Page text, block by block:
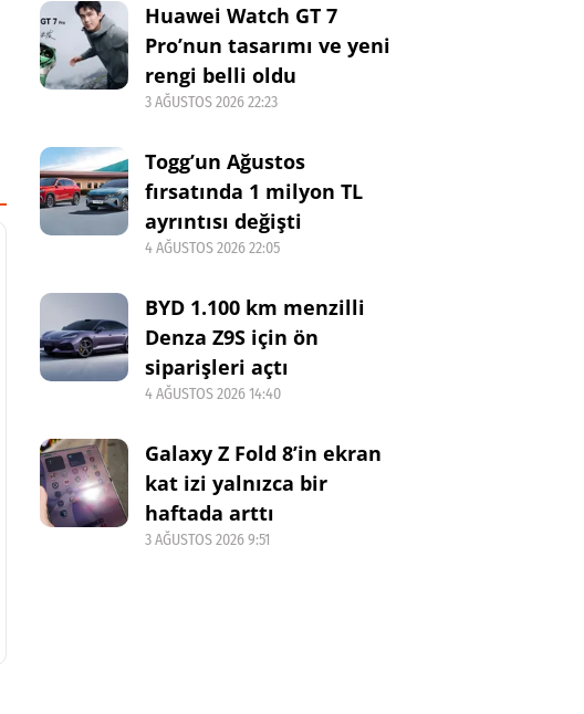
Huawei Watch GT 7
Pro’nun tasarımı ve yeni
rengi belli oldu
3 AĞUSTOS 2026 22:23
Togg’un Ağustos
fırsatında 1 milyon TL
ayrıntısı değişti
4 AĞUSTOS 2026 22:05
BYD 1.100 km menzilli
Denza Z9S için ön
siparişleri açtı
4 AĞUSTOS 2026 14:40
Galaxy Z Fold 8’in ekran
kat izi yalnızca bir
haftada arttı
3 AĞUSTOS 2026 9:51